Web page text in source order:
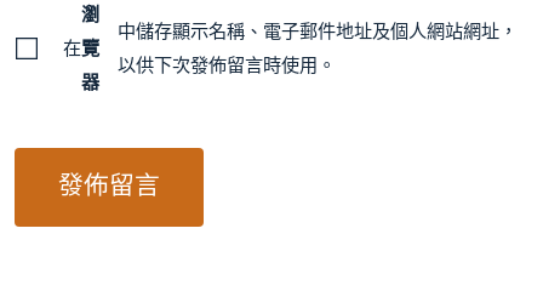
在
瀏
覽
器
中儲存顯示名稱、電子郵件地址及個人網站網址，
以供下次發佈留言時使用。